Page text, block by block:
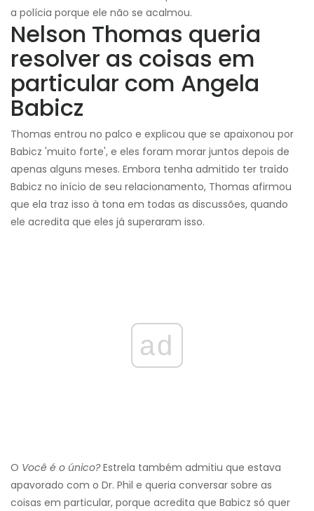
a polícia porque ele não se acalmou.
Nelson Thomas queria
resolver as coisas em
particular com Angela
Babicz
Thomas entrou no palco e explicou que se apaixonou por
Babicz 'muito forte', e eles foram morar juntos depois de
apenas alguns meses. Embora tenha admitido ter traído
Babicz no início de seu relacionamento, Thomas afirmou
que ela traz isso à tona em todas as discussões, quando
ele acredita que eles já superaram isso.
ad
O Você é o único?Estrela também admitiu que estava
apavorado com o Dr. Phil e queria conversar sobre as
coisas em particular, porque acredita que Babicz só quer